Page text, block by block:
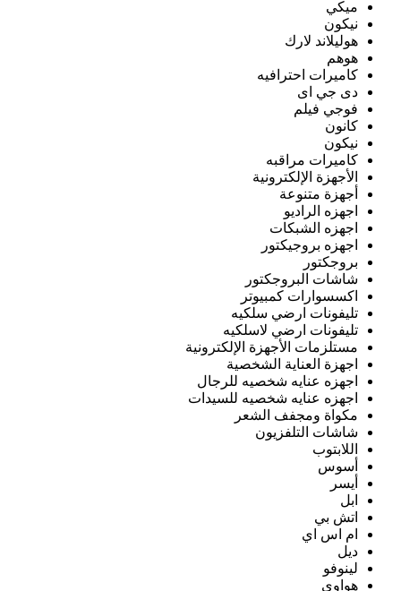
ميكي
نيكون
هوليلاند لارك
هوهم
كاميرات احترافيه
دى جي اى
فوجي فيلم
كانون
نيكون
كاميرات مراقبه
الأجهزة الإلكترونية
أجهزة متنوعة
اجهزه الراديو
اجهزه الشبكات
اجهزه بروجيكتور
بروجكتور
شاشات البروجكتور
اكسسوارات كمبيوتر
تليفونات ارضي سلكيه
تليفونات ارضي لاسلكيه
مستلزمات الأجهزة الإلكترونية
اجهزة العناية الشخصية
اجهزه عنايه شخصيه للرجال
اجهزه عنايه شخصيه للسيدات
مكواة ومجفف الشعر
شاشات التلفزيون
اللابتوب
أسوس
أيسر
ابل
اتش بي
ام اس اي
ديل
لينوفو
هواوي